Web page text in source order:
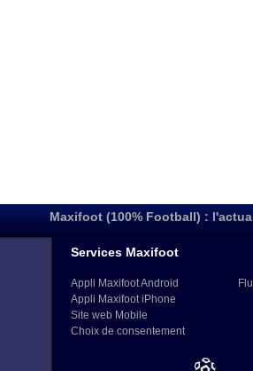
Maxifoot (100% Football) :
Services Maxifoot
Appli Maxifoot Android
Appli Maxifoot iPhone
Site web Mobile
Choix de consentement